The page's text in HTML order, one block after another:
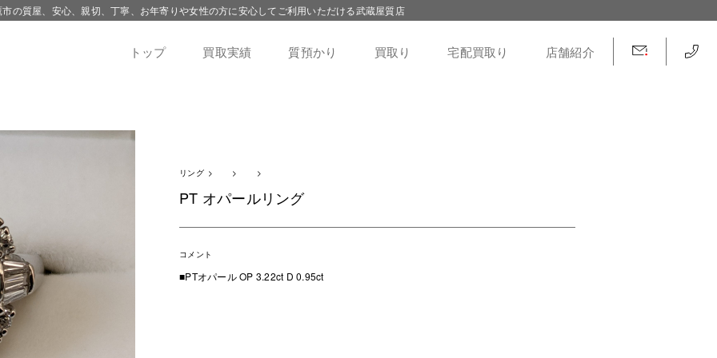
の質屋、安心、親切、丁寧、お年寄りや女性の方に安心してご利用いただける武蔵屋質店
トップ 買取実績 質預かり 買取り 宅配買取り 店舗紹介
リング
PT オパールリング
コメント
■PTオパール OP 3.22ct D 0.95ct